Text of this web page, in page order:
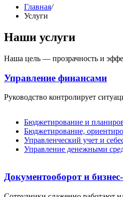
Главная/
Услуги
Наши услуги
Наша цель — прозрачность и
Управление финансами
Руководство контролирует
Бюджетирование и
Бюджетирование,
Управленческий учет и
Управление денежными
Документооборот и